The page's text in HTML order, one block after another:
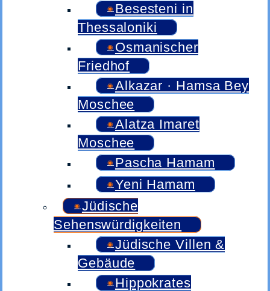
Besesteni in
Thessaloniki
Osmanischer
Friedhof
Alkazar · Hamsa Bey
Moschee
Alatza Imaret
Moschee
Pascha Hamam
Yeni Hamam
Jüdische
Sehenswürdigkeiten
Jüdische Villen &
Gebäude
Hippokrates